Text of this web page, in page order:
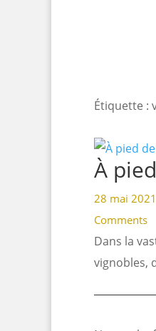
Étiquette :
À
28 mai
Comments
Dans la
vignobles,